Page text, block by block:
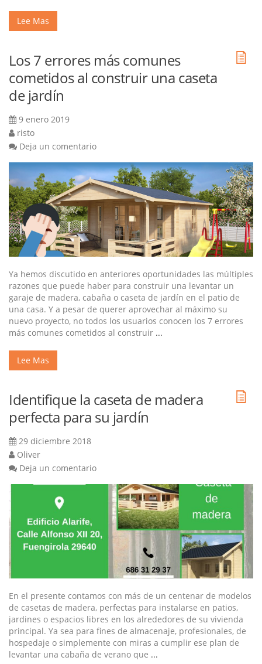
Lee Mas
Los 7 errores más comunes
cometidos al construir una caseta
de jardín
9 enero 2019
risto
Deja un comentario
Ya hemos discutido en anteriores oportunidades las múltiples
razones que puede haber para construir una levantar un
garaje de madera, cabaña o caseta de jardín en el patio de
una casa. Y a pesar de querer aprovechar al máximo su
nuevo proyecto, no todos los usuarios conocen los 7 errores
más comunes cometidos al construir ...
Lee Mas
Identifique la caseta de madera
perfecta para su jardín
29 diciembre 2018
Oliver
Deja un comentario
En el presente contamos con más de un centenar de modelos
de casetas de madera, perfectas para instalarse en patios,
jardines o espacios libres en los alrededores de su vivienda
principal. Ya sea para fines de almacenaje, profesionales, de
hospedaje o simplemente con miras a cumplir ese plan de
levantar una cabaña de verano que ...